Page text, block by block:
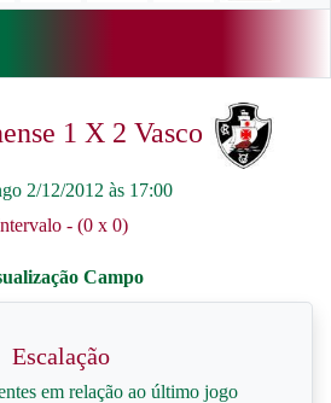
1 X 2 Vasco
2/12/2012 às 17:00
- (0 x 0)
Escalação
em relação ao último jogo